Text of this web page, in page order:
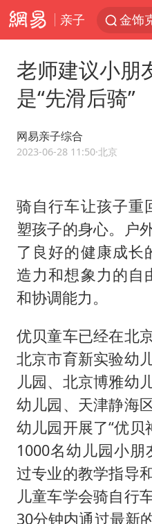
亲子
金饰
峰哥
白海
酒
牛津
网传
女主
浙江
香港
老师建议小朋
是“先滑后骑”
网易亲子综合
2023-06-28 11:50·北京
骑自行车让孩子重
塑孩子的身心。户
了良好的健康成长
造力和想象力的自
和协调能力。
优贝童车已经在北
北京市育新实验幼
儿园、北京博雅幼
幼儿园、天津静海
幼儿园开展了“优贝
1000名幼儿园小
过专业的教学指导
儿童车学会骑自行
30分钟内通过最新